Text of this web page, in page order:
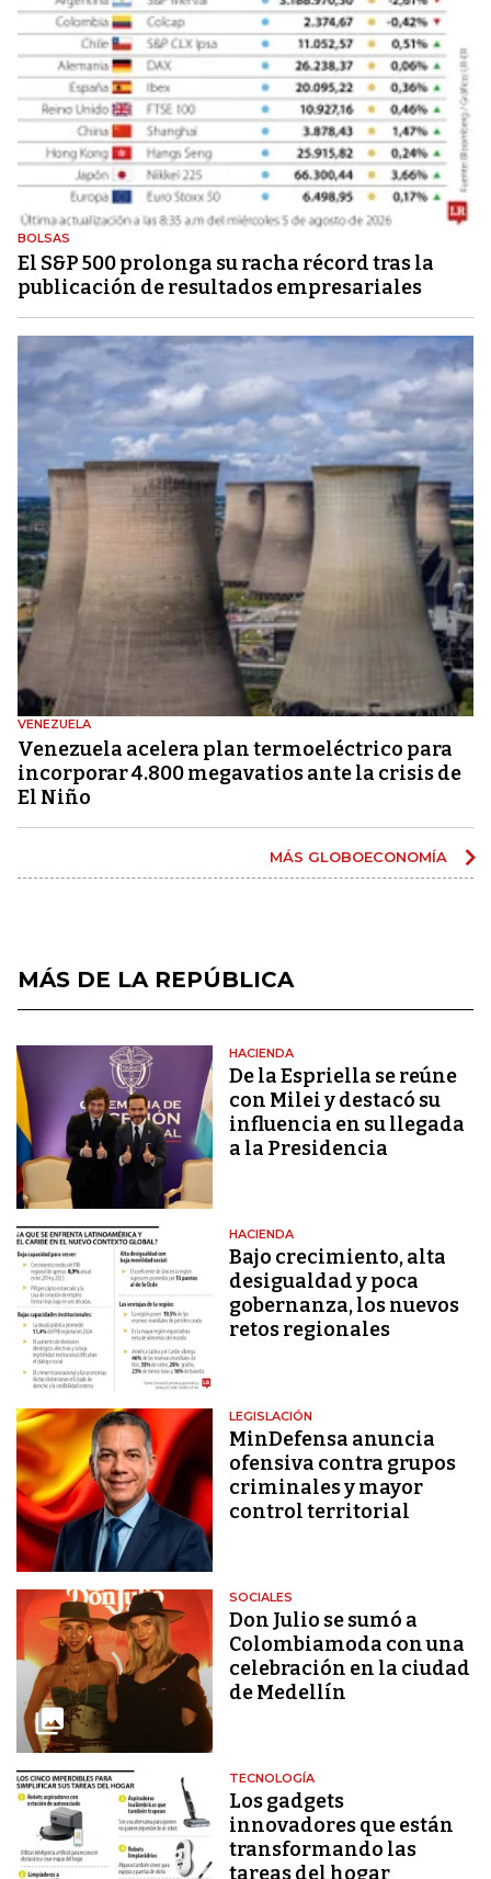
BOLSAS
El S&P 500 prolonga su racha récord tras la
publicación de resultados empresariales
VENEZUELA
Venezuela acelera plan termoeléctrico para
incorporar 4.800 megavatios ante la crisis de
El Niño
MÁS GLOBOECONOMÍA
MÁS DE LA REPÚBLICA
HACIENDA
De la Espriella se reúne
con Milei y destacó su
influencia en su llegada
a la Presidencia
HACIENDA
Bajo crecimiento, alta
desigualdad y poca
gobernanza, los nuevos
retos regionales
LEGISLACIÓN
MinDefensa anuncia
ofensiva contra grupos
criminales y mayor
control territorial
SOCIALES
Don Julio se sumó a
Colombiamoda con una
celebración en la ciudad
de Medellín
TECNOLOGÍA
Los gadgets
innovadores que están
transformando las
tareas del hogar